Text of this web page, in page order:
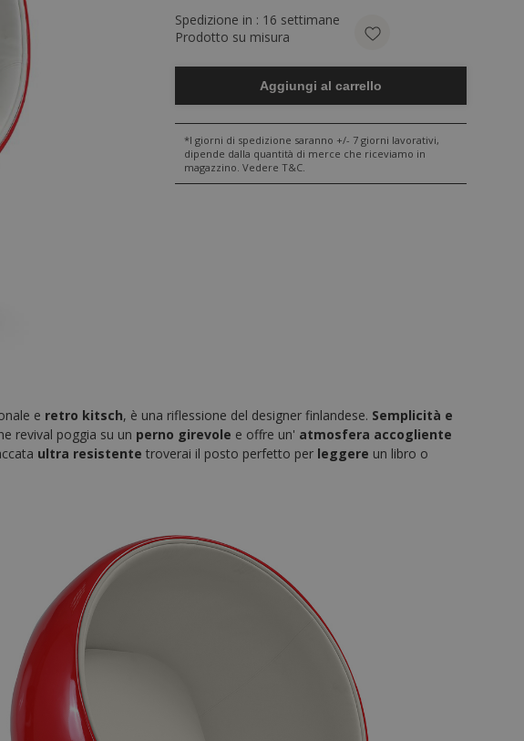
Spedizione in : 16 settimane
Prodotto su misura
Aggiungi al carrello
*I giorni di spedizione saranno +/- 7 giorni lavorativi,
dipende dalla quantità di merce che riceviamo in
magazzino. Vedere T&C.
e retro kitsch, è una riflessione del designer finlandese. Semplicità e
revival poggia su un perno girevole e offre un' atmosfera accogliente
ultra resistente troverai il posto perfetto per leggere un libro o